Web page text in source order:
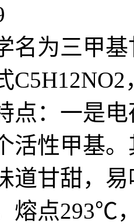
名为三甲
点：一是
活性甲基
道甘甜，
熔点293℃